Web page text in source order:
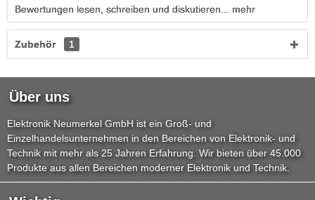
Bewertungen lesen, schreiben und diskutieren...
mehr
Zubehör 1
Über uns
Elektronik Neumerkel GmbH ist ein Groß- und
Einzelhandelsunternehmen in den Bereichen von Elektronik- und
Technik mit mehr als 25 Jahren Erfahrung. Wir bieten über 45.000
Produkte aus allen Bereichen moderner Elektronik und Technik.